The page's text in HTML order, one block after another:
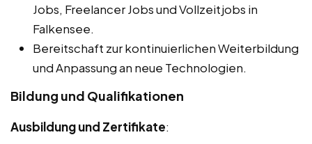
Jobs, Freelancer Jobs und Vollzeitjobs in
Falkensee.
Bereitschaft zur kontinuierlichen Weiterbildung
und Anpassung an neue Technologien.
Bildung und Qualifikationen
Ausbildung und Zertifikate: